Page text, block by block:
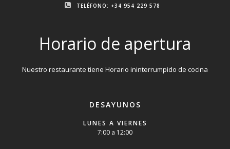
TELÉFONO: +34 954 229 578
Horario de apertura
Nuestro restaurante tiene Horario ininterrumpido de cocina
DESAYUNOS
LUNES A VIERNES
7:00 a 12:00